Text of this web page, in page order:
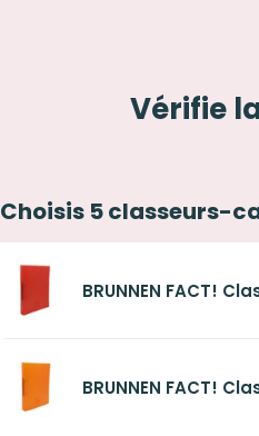
Vérifie
Choisis 5 classeurs-
BRUNNEN FACT!
BRUNNEN FACT!